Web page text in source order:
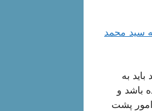
سید محمد
به
و
پشت